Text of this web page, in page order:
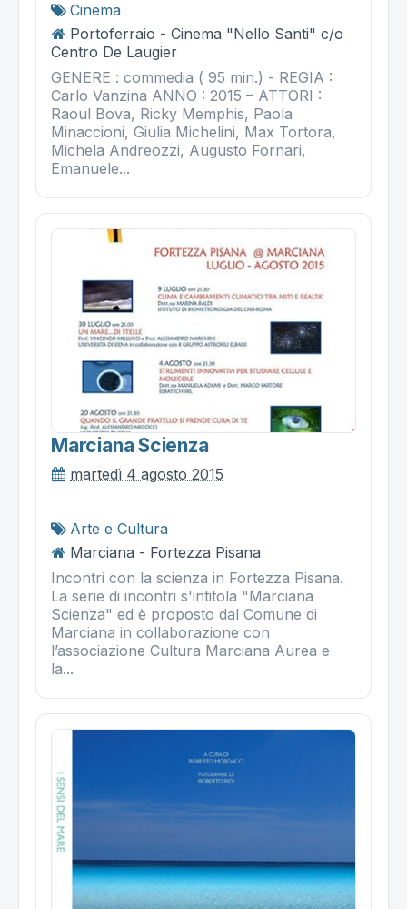
Cinema
Portoferraio - Cinema "Nello Santi" c/o
Centro De Laugier
GENERE : commedia ( 95 min.) - REGIA :
Carlo Vanzina ANNO : 2015 – ATTORI :
Raoul Bova, Ricky Memphis, Paola
Minaccioni, Giulia Michelini, Max Tortora,
Michela Andreozzi, Augusto Fornari,
Emanuele...
Marciana Scienza
martedì 4 agosto 2015
Arte e Cultura
Marciana - Fortezza Pisana
Incontri con la scienza in Fortezza Pisana.
La serie di incontri s'intitola "Marciana
Scienza" ed è proposto dal Comune di
Marciana in collaborazione con
l’associazione Cultura Marciana Aurea e
la...